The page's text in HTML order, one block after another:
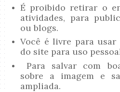
É proibido retirar o
atividades, para
ou blogs.
Você é livre para
do site para uso
Para salvar com
sobre a imagem e
ampliada.